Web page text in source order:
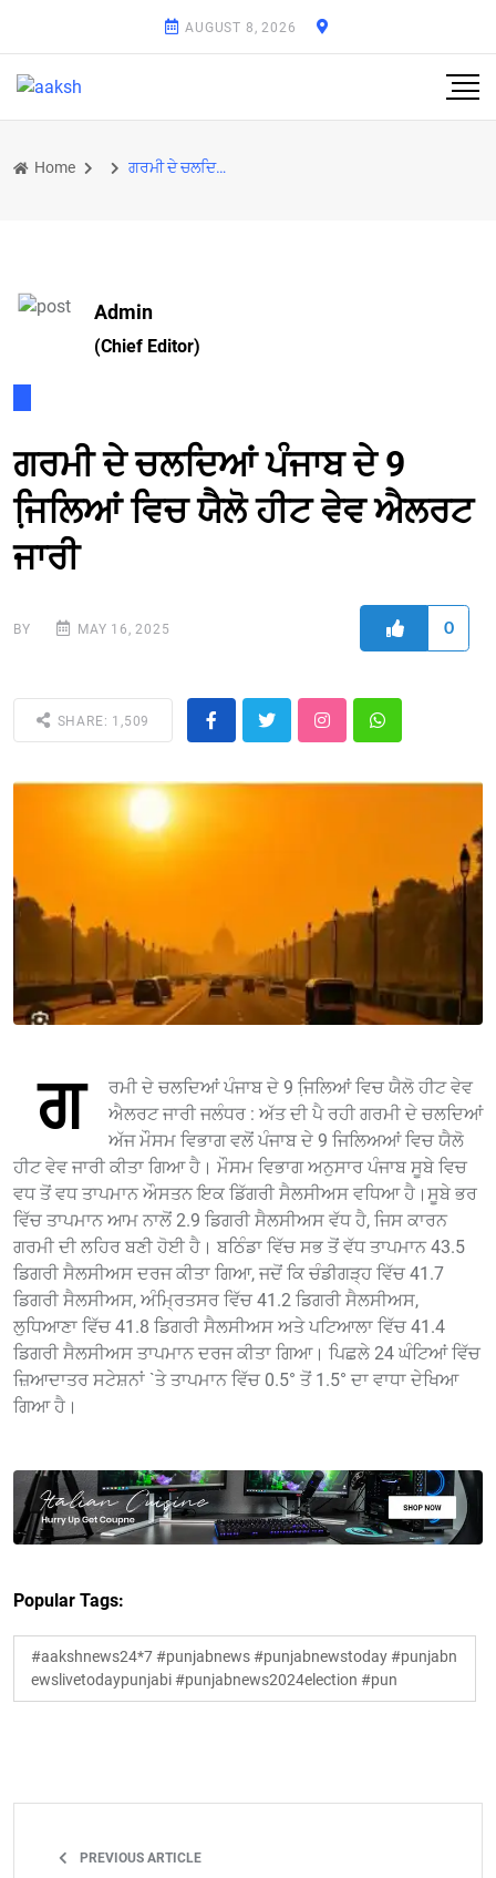
AUGUST 8, 2026
Home ਗਰਮੀ ਦੇ ਚਲਦਿਆਂ ਪੰਜਾਬ ਦੇ 9 ਜਿ਼ਲਿਆਂ ਵਿਚ ਯੈਲੋ ਹੀਟ ਵੇਵ ਐਲਰਟ ਜਾਰੀ
Admin
(Chief Editor)
ਗਰਮੀ ਦੇ ਚਲਦਿਆਂ ਪੰਜਾਬ ਦੇ 9
ਜਿ਼ਲਿਆਂ ਵਿਚ ਯੈਲੋ ਹੀਟ ਵੇਵ ਐਲਰਟ
ਜਾਰੀ
BY MAY 16, 2025 0
SHARE: 1,509
ਗ
ਰਮੀ ਦੇ ਚਲਦਿਆਂ ਪੰਜਾਬ ਦੇ 9 ਜਿ਼ਲਿਆਂ ਵਿਚ ਯੈਲੋ ਹੀਟ ਵੇਵ
ਐਲਰਟ ਜਾਰੀ ਜਲੰਧਰ : ਅੱਤ ਦੀ ਪੈ ਰਹੀ ਗਰਮੀ ਦੇ ਚਲਦਿਆਂ
ਅੱਜ ਮੌਸਮ ਵਿਭਾਗ ਵਲੋਂ ਪੰਜਾਬ ਦੇ 9 ਜਿਲਿਅਆਂ ਵਿਚ ਯੈਲੋ
ਹੀਟ ਵੇਵ ਜਾਰੀ ਕੀਤਾ ਗਿਆ ਹੈ। ਮੌਸਮ ਵਿਭਾਗ ਅਨੁਸਾਰ ਪੰਜਾਬ ਸੂਬੇ ਵਿਚ
ਵਧ ਤੋਂ ਵਧ ਤਾਪਮਾਨ ਔਸਤਨ ਇਕ ਡਿੱਗਰੀ ਸੈਲਸੀਅਸ ਵਧਿਆ ਹੈ।ਸੂਬੇ ਭਰ
ਵਿੱਚ ਤਾਪਮਾਨ ਆਮ ਨਾਲੋਂ 2.9 ਡਿਗਰੀ ਸੈਲਸੀਅਸ ਵੱਧ ਹੈ, ਜਿਸ ਕਾਰਨ
ਗਰਮੀ ਦੀ ਲਹਿਰ ਬਣੀ ਹੋਈ ਹੈ। ਬਠਿੰਡਾ ਵਿੱਚ ਸਭ ਤੋਂ ਵੱਧ ਤਾਪਮਾਨ 43.5
ਡਿਗਰੀ ਸੈਲਸੀਅਸ ਦਰਜ ਕੀਤਾ ਗਿਆ, ਜਦੋਂ ਕਿ ਚੰਡੀਗੜ੍ਹ ਵਿੱਚ 41.7
ਡਿਗਰੀ ਸੈਲਸੀਅਸ, ਅੰਮ੍ਰਿਤਸਰ ਵਿੱਚ 41.2 ਡਿਗਰੀ ਸੈਲਸੀਅਸ,
ਲੁਧਿਆਣਾ ਵਿੱਚ 41.8 ਡਿਗਰੀ ਸੈਲਸੀਅਸ ਅਤੇ ਪਟਿਆਲਾ ਵਿੱਚ 41.4
ਡਿਗਰੀ ਸੈਲਸੀਅਸ ਤਾਪਮਾਨ ਦਰਜ ਕੀਤਾ ਗਿਆ। ਪਿਛਲੇ 24 ਘੰਟਿਆਂ ਵਿੱਚ
ਜ਼ਿਆਦਾਤਰ ਸਟੇਸ਼ਨਾਂ `ਤੇ ਤਾਪਮਾਨ ਵਿੱਚ 0.5° ਤੋਂ 1.5° ਦਾ ਵਾਧਾ ਦੇਖਿਆ
ਗਿਆ ਹੈ।
Popular Tags:
#aakshnews24*7 #punjabnews #punjabnewstoday #punjabn
ewslivetodaypunjabi #punjabnews2024election #pun
PREVIOUS ARTICLE